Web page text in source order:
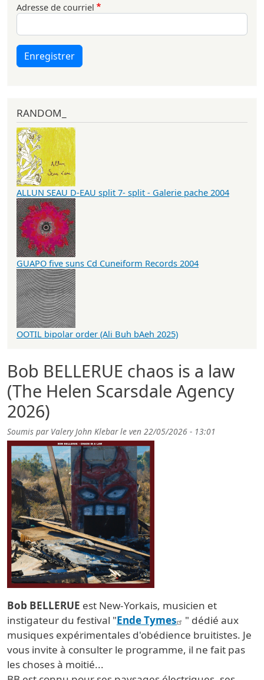
Bob BELLERUE chaos is a law
(The Helen Scarsdale Agency
2026)
Soumis par Valery John Klebarle ven 22/05/2026 - 13:01
Bob BELLERUE est New-Yorkais, musicien et
instigateur du festival "Ende Tymes
" dédié aux
musiques expérimentales d'obédience bruitistes. Je
vous invite à consulter le programme, il ne fait pas
les choses à moitié...
Adresse de courriel
Enregistrer
RANDOM_
ALLUN SEAU D-EAU split 7- split - Galerie pache 2004
GUAPO five suns Cd Cuneiform Records 2004
OOTIL bipolar order (Ali Buh bAeh 2025)